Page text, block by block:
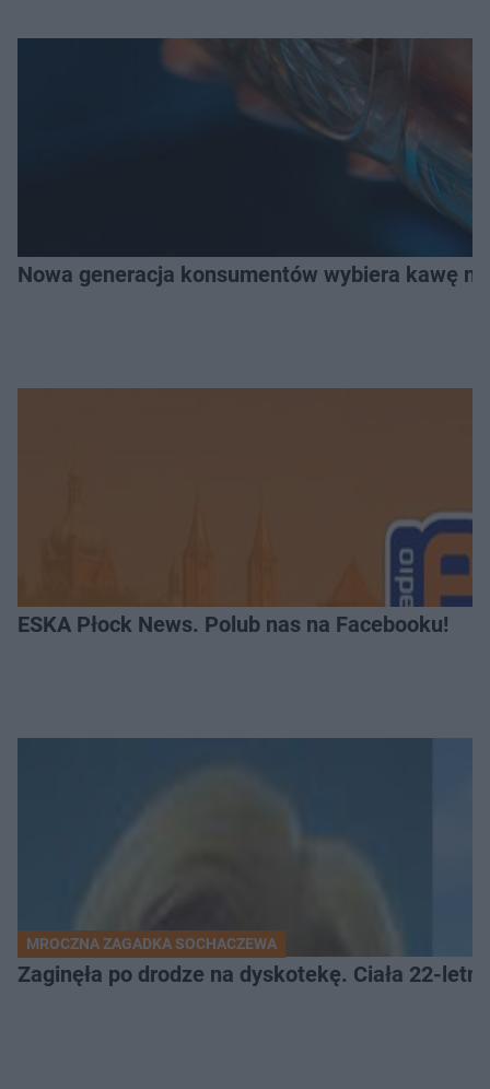
Nowa generacja konsumentów wybiera kawę
ESKA Płock News. Polub nas na Facebooku!
MROCZNA ZAGADKA SOCHACZEWA
Zaginęła po drodze na dyskotekę. Ciała 22-